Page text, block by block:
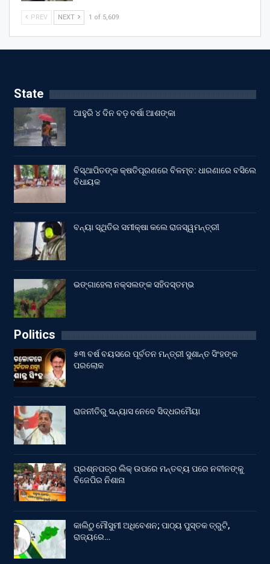
PREV NEXT 1 of 5,609
State
ଆହୁରି ୪ ଦିନ ବଡ଼ ବର୍ଷା ଆଶଙ୍କା
ବିସ୍ଥାପିତଙ୍କ କ୍ଷତିପୂରଣରେ ବିଳମ୍ବ: ଧାରଣାରେ ବସିଲେ
ବିଧାୟକ
ବନ୍ୟା ସ୍ଥିତିର ସମୀକ୍ଷା କଲେ ରାଜସ୍ୱମନ୍ତ୍ରୀ
ଭଙ୍ଗାହେଲା ନକ୍ସଲଙ୍କ ସହିଦସ୍ତମ୍ଭ
Politics
୫୩ ବର୍ଷ ବୟସରେ ପୂର୍ବତନ ମନ୍ତ୍ରୀ ସୁଶାନ୍ତ ସିଂହଙ୍କ
ପରଲୋକ
ରାଜନୀତିରୁ ସନ୍ୟାସ ନେବେ ସିଦ୍ଧରମୈୟା
ପ୍ରଶ୍ନପତ୍ର ଲିକ୍ ଉପରେ ମନ୍ତବ୍ୟ ପରେ ନବୀନଙ୍କୁ
ବିଜେପିର ନିଶାନା
କାଲିଠୁ ମୌସୁମୀ ଅଧିବେଶନ; ପାଠ୍ୟ ପୁସ୍ତକ ତ୍ରୁଟି,
ରାଜ୍ୟରେ…